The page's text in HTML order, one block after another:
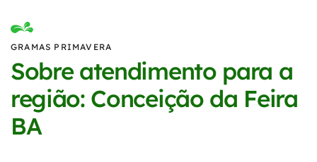
GRAMAS PRIMAVERA
Sobre atendimento para a
região: Conceição da Feira
BA